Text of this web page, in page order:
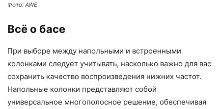
Фото: AWE
Всё о басе
При выборе между напольными и встроенными
колонками следует учитывать, насколько важно для вас
сохранить качество воспроизведения нижних частот.
Напольные колонки представляют собой
универсальное многополосное решение, обеспечивая